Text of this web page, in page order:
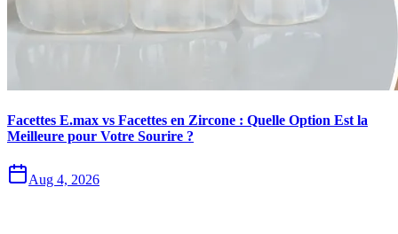
Facettes E.max vs Facettes en Zircone : Quelle Option Est la
Meilleure pour Votre Sourire ?
Aug 4, 2026